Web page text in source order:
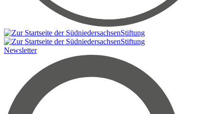
Newsletter